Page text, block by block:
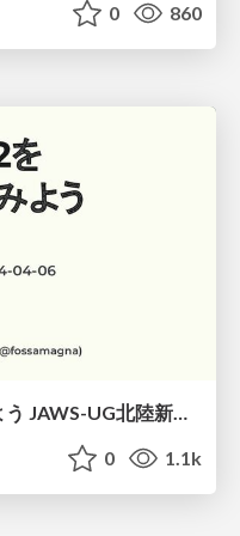
0 860
Amplify Gen2を 拡張してみよう JAWS-UG北陸新幹線 ( 福井開催 ) 2024-04-06/Let's extend Amplify Gen2
0 1.1k